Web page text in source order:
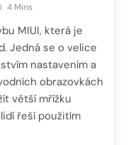
4 Mins
MIUI, která je
Jedná se o velice
nastavením a
obrazovkách
větší mřížku
řeší použitím